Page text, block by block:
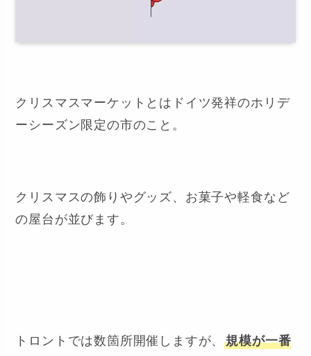
クリスマスマーケットとはドイツ発祥のホリデ
ーシーズン限定の市のこと。
クリスマスの飾りやグッズ、お菓子や軽食など
の屋台が並びます。
トロントでは数箇所開催しますが、規模が一番